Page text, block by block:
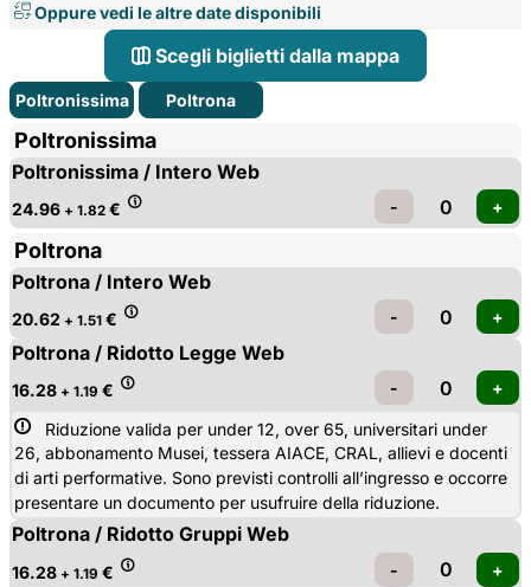
Oppure vedi le altre date disponibili
Scegli biglietti dalla mappa
Poltronissima Poltrona
Poltronissima
Poltronissima / Intero Web
24.96 + 1.82 €
Poltrona
Poltrona / Intero Web
20.62 + 1.51 €
Poltrona / Ridotto Legge Web
16.28 + 1.19 €
Riduzione valida per under 12, over 65, universitari under
26, abbonamento Musei, tessera AIACE, CRAL, allievi e docenti
di arti performative. Sono previsti controlli all’ingresso e occorre
presentare un documento per usufruire della riduzione.
Poltrona / Ridotto Gruppi Web
16.28 + 1.19 €